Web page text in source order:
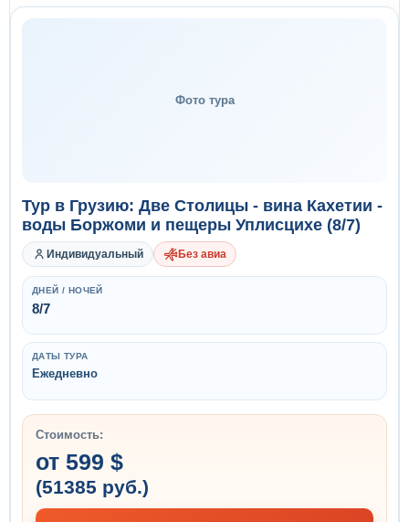
Фото тура
Тур в Грузию: Две Столицы - вина Кахетии -
воды Боржоми и пещеры Уплисцихе (8/7)
Индивидуальный Без авиа
ДНЕЙ / НОЧЕЙ
8/7
ДАТЫ ТУРА
Ежедневно
Стоимость:
от 599 $
(51385 руб.)